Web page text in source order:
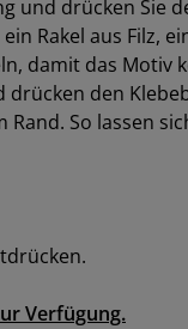
und drücken Sie
Rakel aus Filz,
damit das Motiv
den
So lassen
Verfügung.